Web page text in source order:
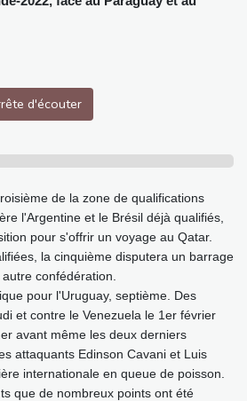
d'écouter
de la zone de qualifications
l'Argentine et le Brésil déjà qualifiés,
pour s'offrir un voyage au Qatar.
la cinquième disputera un barrage
confédération.
pour l'Uruguay, septième. Des
et contre le Venezuela le 1er février
avant même les deux derniers
attaquants Edinson Cavani et Luis
internationale en queue de poisson.
que de nombreux points ont été